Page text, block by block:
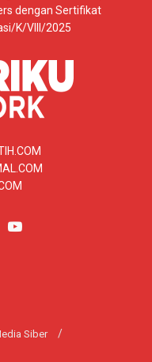
dengan Sertifikat
K/VIII/2025
Siber